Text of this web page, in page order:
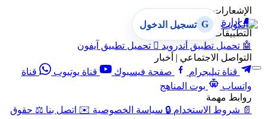
الإشعارات
🔔 إدارة الإشعارات
التطبيقات
🤖 تحميل تطبيق أندرويد  تحميل تطبيق آيفون
التواصل الاجتماعي | أخبار
قناة تيليجرام
صفحة فيسبوك قناة يوتيوب
قناة
واتساب
بوت المناهج
روابط مهمة
📄 شروط الاستخدام 🔒 سياسة الخصوصية ✉️ اتصل بنا ⚖️ حقوق
G تسجيل الدخول